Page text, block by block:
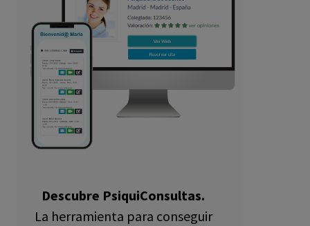
Descubre PsiquiConsultas.
La herramienta para conseguir